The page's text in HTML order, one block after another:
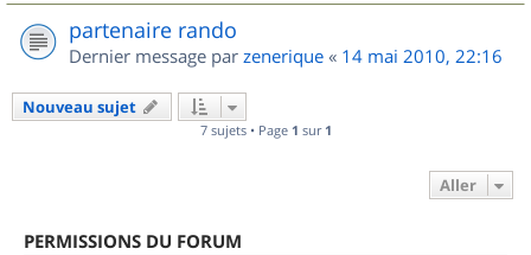
partenaire rando
Dernier message par zenerique « 14 mai 2010, 22:16
Nouveau sujet
7 sujets • Page 1 sur 1
Aller
PERMISSIONS DU FORUM